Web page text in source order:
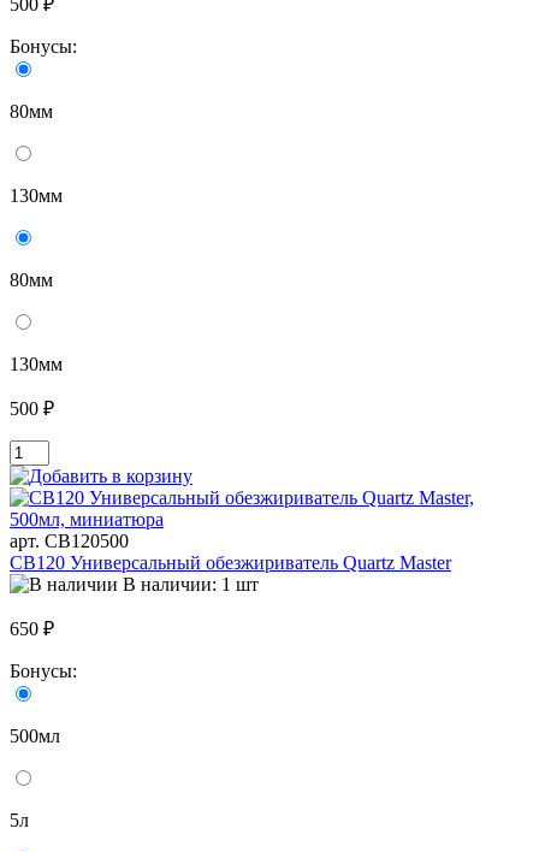
Бонусы:
80мм
130мм
80мм
130мм
500 ₽
арт. СВ120500
СВ120 Универсальный обезжириватель Quartz Master
В наличии: 1 шт
650 ₽
Бонусы:
500мл
5л